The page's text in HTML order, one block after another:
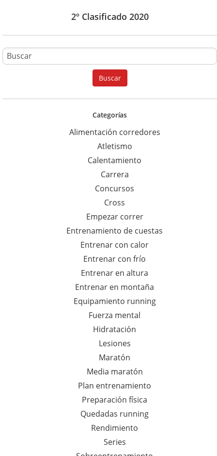
2º Clasificado 2020
u
s
c
p
a
r
a
:
Buscar
Categorías
Alimentación corredores
Atletismo
Calentamiento
Carrera
Concursos
Cross
Empezar correr
Entrenamiento de cuestas
Entrenar con calor
Entrenar con frío
Entrenar en altura
Entrenar en montaña
Equipamiento running
Fuerza mental
Hidratación
Lesiones
Maratón
Media maratón
Plan entrenamiento
Preparación física
Quedadas running
Rendimiento
Series